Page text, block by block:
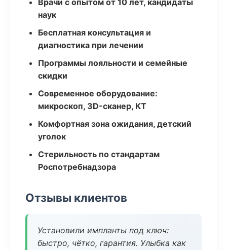
Врачи с опытом от 10 лет, кандидаты
наук
Бесплатная консультация и
диагностика при лечении
Программы лояльности и семейные
скидки
Современное оборудование:
микроскоп, 3D-сканер, КТ
Комфортная зона ожидания, детский
уголок
Стерильность по стандартам
Роспотребнадзора
Отзывы клиентов
Установили импланты под ключ:
быстро, чётко, гарантия. Улыбка как